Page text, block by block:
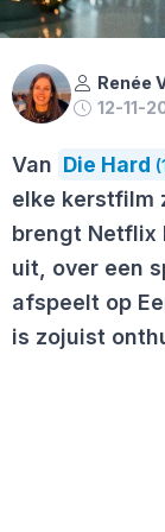
Renée
12-11-
Van Die Hard
elke kerstfilm
brengt Netflix
uit, over een
afspeelt op
is zojuist